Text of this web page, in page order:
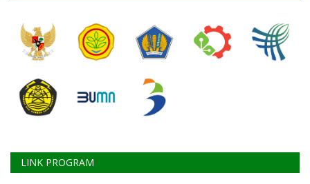
LINK PROGRAM